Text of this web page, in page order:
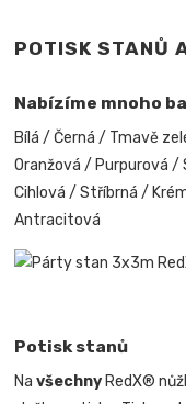
POTISK STANŮ
Nabízíme mnoho
Bílá / Černá / Tmavě
Oranžová / Purpurová
Cihlová / Stříbrná /
Antracitová
Potisk stanů
Navšechny RedX®